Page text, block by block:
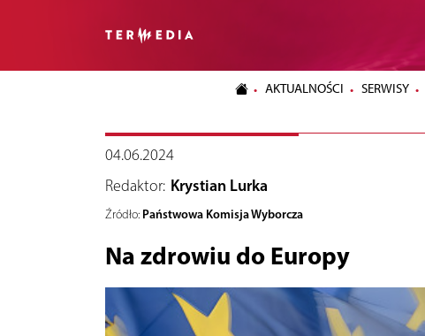
AKTUALNOŚCI SERWISY
04.06.2024
Redaktor: Krystian Lurka
Źródło: Państwowa Komisja Wyborcza
Na zdrowiu do Europy